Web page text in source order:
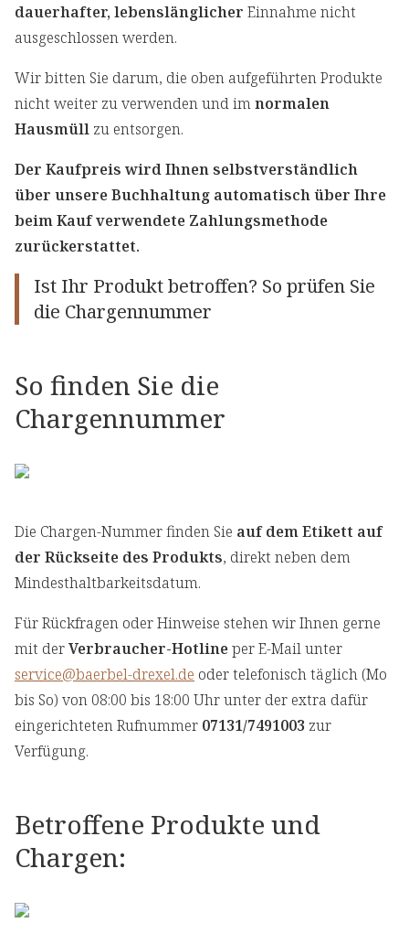
dauerhafter, lebenslänglicher Einnahme nicht
ausgeschlossen werden.
Wir bitten Sie darum, die oben aufgeführten Produkte
nicht weiter zu verwenden und imnormalen
Hausmüll zu entsorgen.
Der Kaufpreis wird Ihnen selbstverständlich
über unsere Buchhaltung automatisch über Ihre
beim Kauf verwendete Zahlungsmethode
zurückerstattet.
Ist Ihr Produkt betroffen? So prüfen Sie
die Chargennummer
So finden Sie die
Chargennummer
Die Chargen-Nummer finden Sie auf dem Etikett auf
der Rückseite des Produkts, direkt neben dem
Mindesthaltbarkeitsdatum.
Für Rückfragen oder Hinweise stehen wir Ihnen gerne
mit derVerbraucher-Hotlineper E-Mail unter
service@baerbel-drexel.de oder telefonisch täglich (Mo
bis So) von 08:00 bis 18:00 Uhr unter der extra dafür
eingerichteten Rufnummer 07131/7491003 zur
Verfügung.
Betroffene Produkte und
Chargen: